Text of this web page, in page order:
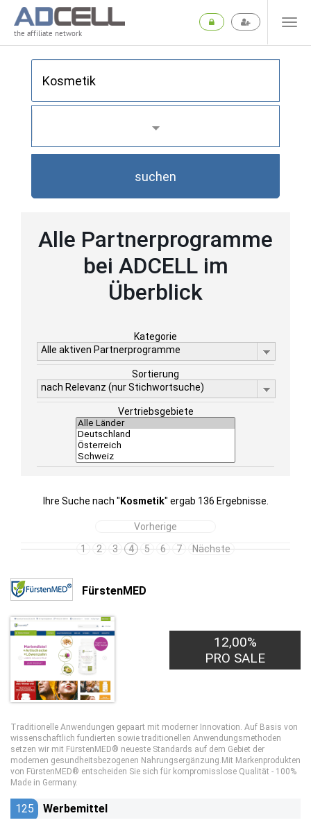
the affiliate network
suchen
Alle Partnerprogramme
bei ADCELL im
Überblick
Kategorie
Alle aktiven Partnerprogramme
Sortierung
nach Relevanz (nur Stichwortsuche)
Vertriebsgebiete
Ihre Suche nach " Kosmetik" ergab 136 Ergebnisse.
Vorherige
1
2 3 4 5 6 7 Nächste
FürstenMED
12,00%
PRO SALE
Traditionelle Anwendungen gepaart mit moderner Innovation. Auf Basis von
wissenschaftlich fundierten sowie traditionellen Anwendungsmethoden
setzen wir mit FürstenMED® neueste Standards auf dem Gebiet der
modernen gesundheitsbezogenen Nahrungsergänzung.Mit Markenprodukten
von FürstenMED® entscheiden Sie sich für kompromisslose Qualität - 100%
Made in Germany.
125 Werbemittel